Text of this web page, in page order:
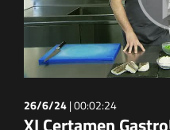
26/6/24|00:02:24